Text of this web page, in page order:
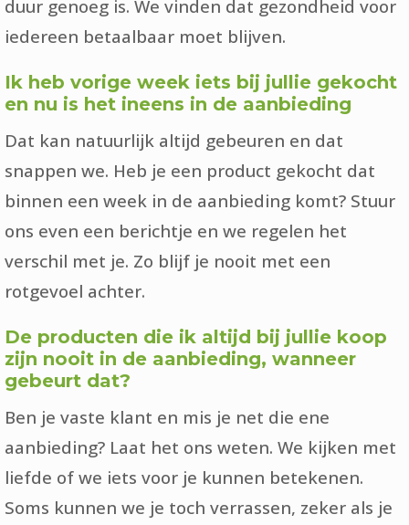
duur genoeg is. We vinden dat gezondheid voor
iedereen betaalbaar moet blijven.
Ik heb vorige week iets bij jullie gekocht
en nu is het ineens in de aanbieding
Dat kan natuurlijk altijd gebeuren en dat
snappen we. Heb je een product gekocht dat
binnen een week in de aanbieding komt? Stuur
ons even een berichtje en we regelen het
verschil met je. Zo blijf je nooit met een
rotgevoel achter.
De producten die ik altijd bij jullie koop
zijn nooit in de aanbieding, wanneer
gebeurt dat?
Ben je vaste klant en mis je net die ene
aanbieding? Laat het ons weten. We kijken met
liefde of we iets voor je kunnen betekenen.
Soms kunnen we je toch verrassen, zeker als je